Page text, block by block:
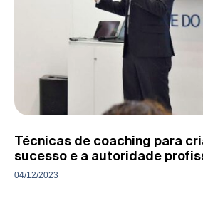
Técnicas de coaching para
sucesso e a autoridade
04/12/2023